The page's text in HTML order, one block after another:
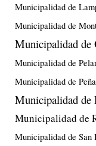
Municipalidad de
Municipalidad de
Municipalidad de
Municipalidad de
Municipalidad de
Municipalidad de
Municipalidad de
Municipalidad de San